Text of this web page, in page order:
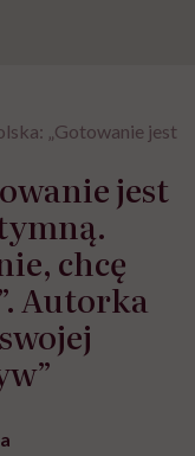
„Gotowanie jest
jest
chcę
Autorka